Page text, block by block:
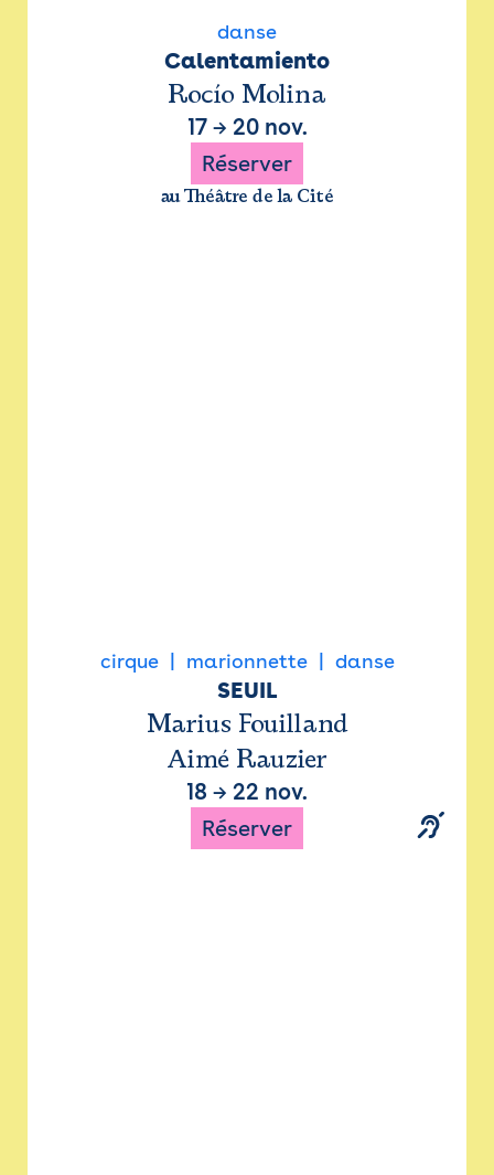
danse
Calentamiento
Rocío Molina
17→ 20 nov.
Réserver
au Théâtre de la Cité
cirque marionnette danse
SEUIL
Marius Fouilland
Aimé Rauzier
18 → 22 nov.
Réserver